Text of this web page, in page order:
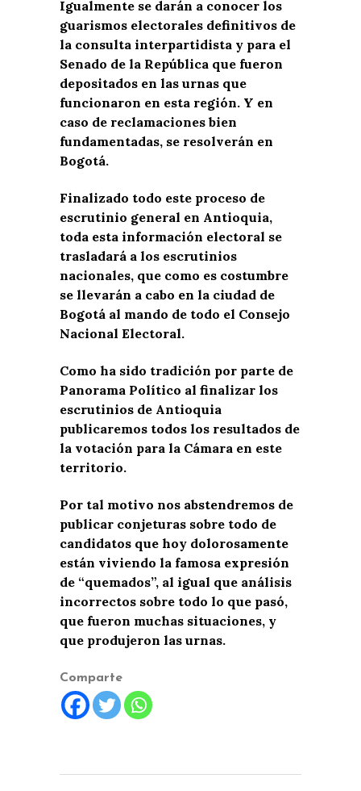
Igualmente se darán a conocer los
guarismos electorales definitivos de
la consulta interpartidista y para el
Senado de la República que fueron
depositados en las urnas que
funcionaron en esta región. Y en
caso de reclamaciones bien
fundamentadas, se resolverán en
Bogotá.
Finalizado todo este proceso de
escrutinio general en Antioquia,
toda esta información electoral se
trasladará a los escrutinios
nacionales, que como es costumbre
se llevarán a cabo en la ciudad de
Bogotá al mando de todo el Consejo
Nacional Electoral.
Como ha sido tradición por parte de
Panorama Político al finalizar los
escrutinios de Antioquia
publicaremos todos los resultados de
la votación para la Cámara en este
territorio.
Por tal motivo nos abstendremos de
publicar conjeturas sobre todo de
candidatos que hoy dolorosamente
están viviendo la famosa expresión
de “quemados”, al igual que análisis
incorrectos sobre todo lo que pasó,
que fueron muchas situaciones, y
que produjeron las urnas.
Comparte